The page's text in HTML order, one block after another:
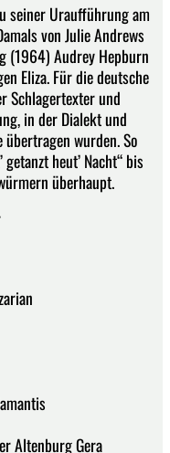
seiner Uraufführung am
von Julie Andrews
(1964) Audrey Hepburn
Eliza. Für die deutsche
Schlagertexter und
in der Dialekt und
wurden. So
heut’ Nacht“ bis
überhaupt.
Altenburg Gera